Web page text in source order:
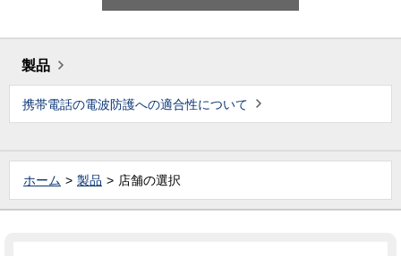
製品
携帯電話の電波防護への適合性について
ホーム 製品 店舗の選択